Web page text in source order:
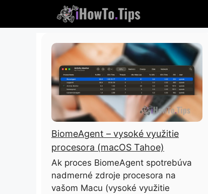
obsah
BiomeAgent – ​​vysoké využitie
procesora (macOS Tahoe)
Ak proces BiomeAgent spotrebúva
nadmerné zdroje procesora na
vašom Macu (vysoké využitie